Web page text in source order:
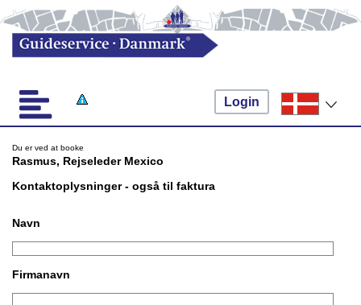
Login
Du er ved at booke
Rasmus, Rejseleder Mexico
Kontaktoplysninger - også til faktura
Navn
Firmanavn